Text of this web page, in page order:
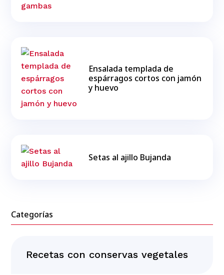
Ensalada templada de
espárragos cortos con jamón
y huevo
Setas al ajillo Bujanda
Categorías
Recetas con conservas vegetales